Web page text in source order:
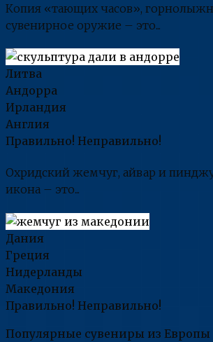
Копия «тающих часов»,
сувенирное оружие – это...
Литва
Андорра
Ирландия
Англия
Правильно! Неправильно!
Охридский жемчуг, айвар и
икона – это...
Дания
Греция
Нидерланды
Македония
Правильно! Неправильно!
Популярные сувениры из Европы